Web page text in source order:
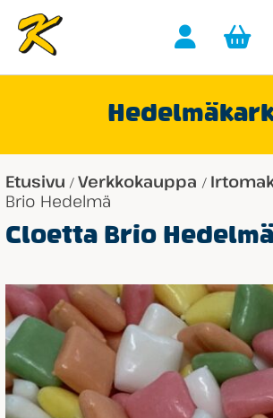
Etusivu / Verkkokauppa /
Brio Hedelmä
Cloetta Brio Hedelmä